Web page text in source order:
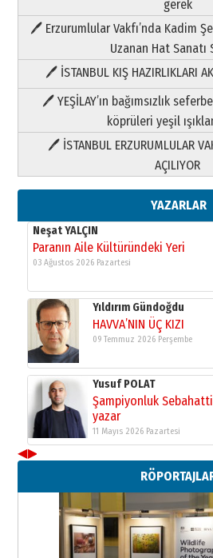
gerek
🖊 Erzurumlular Vakfı’nda Kadim
Uzanan Hat Sanatı
🖊 İSTANBUL KIŞ HAZIRLIKLARI
🖊 YEŞİLAY’ın bağımsızlık
köprüleri yeşil
🖊 İSTANBUL ERZURUMLULAR
AÇILIYOR
YAZARLAR
Paranın Aile Kültüründeki Yeri
03 Ağustos 2026 Pazartesi
Yıldırım Gündoğdu
HAVVA’NIN ÜÇ KIZI
09 Temmuz 2026 Perşembe
Yusuf POLAT
Şampiyonluk
yazar
11 Mayıs 2026 Pazartesi
Neşat YALÇIN
Paranın Aile Kültüründeki Yeri
03 Ağustos 2026 Pazartesi
Yıldırım Gündoğdu
HAVVA’NIN ÜÇ KIZI
09 Temmuz 2026 Perşembe
Yusuf POLAT
Şampiyonluk
yazar
11 Mayıs 2026 Pazartesi
Neşat YALÇIN
Paranın Aile Kültüründeki Yeri
03 Ağustos 2026 Pazartesi
Yıldırım Gündoğdu
HAVVA’NIN ÜÇ KIZI
◀▶